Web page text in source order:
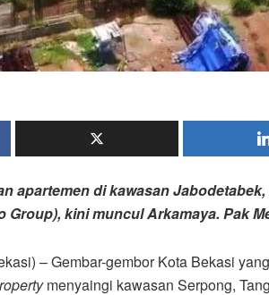
apartemen di kawasan
Group), kini muncul Arkamaya. Pak
– Gembar-gembor Kota Bekasi
menyaingi kawasan Serpong,